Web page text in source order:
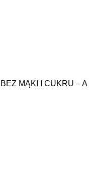
MĄKI I CUKRU –